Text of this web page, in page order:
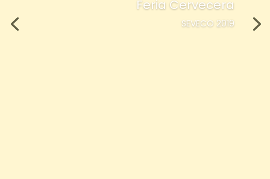
Feria Cervecera
SEVECO 2019